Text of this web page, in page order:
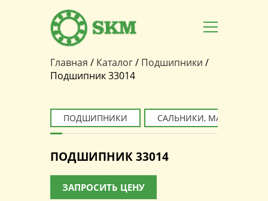
Вы здесь
Главная / Каталог/ Подшипники /
Подшипник 33014
ПОДШИПНИКИ САЛЬНИКИ, МАНЖЕТЫ
ПОДШИПНИК 33014
ЗАПРОСИТЬ ЦЕНУ